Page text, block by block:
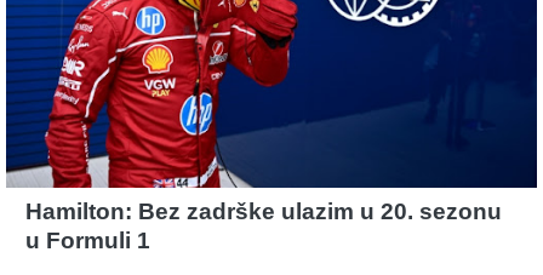
Hamilton: Bez zadrške ulazim u 20. sezonu
u Formuli 1